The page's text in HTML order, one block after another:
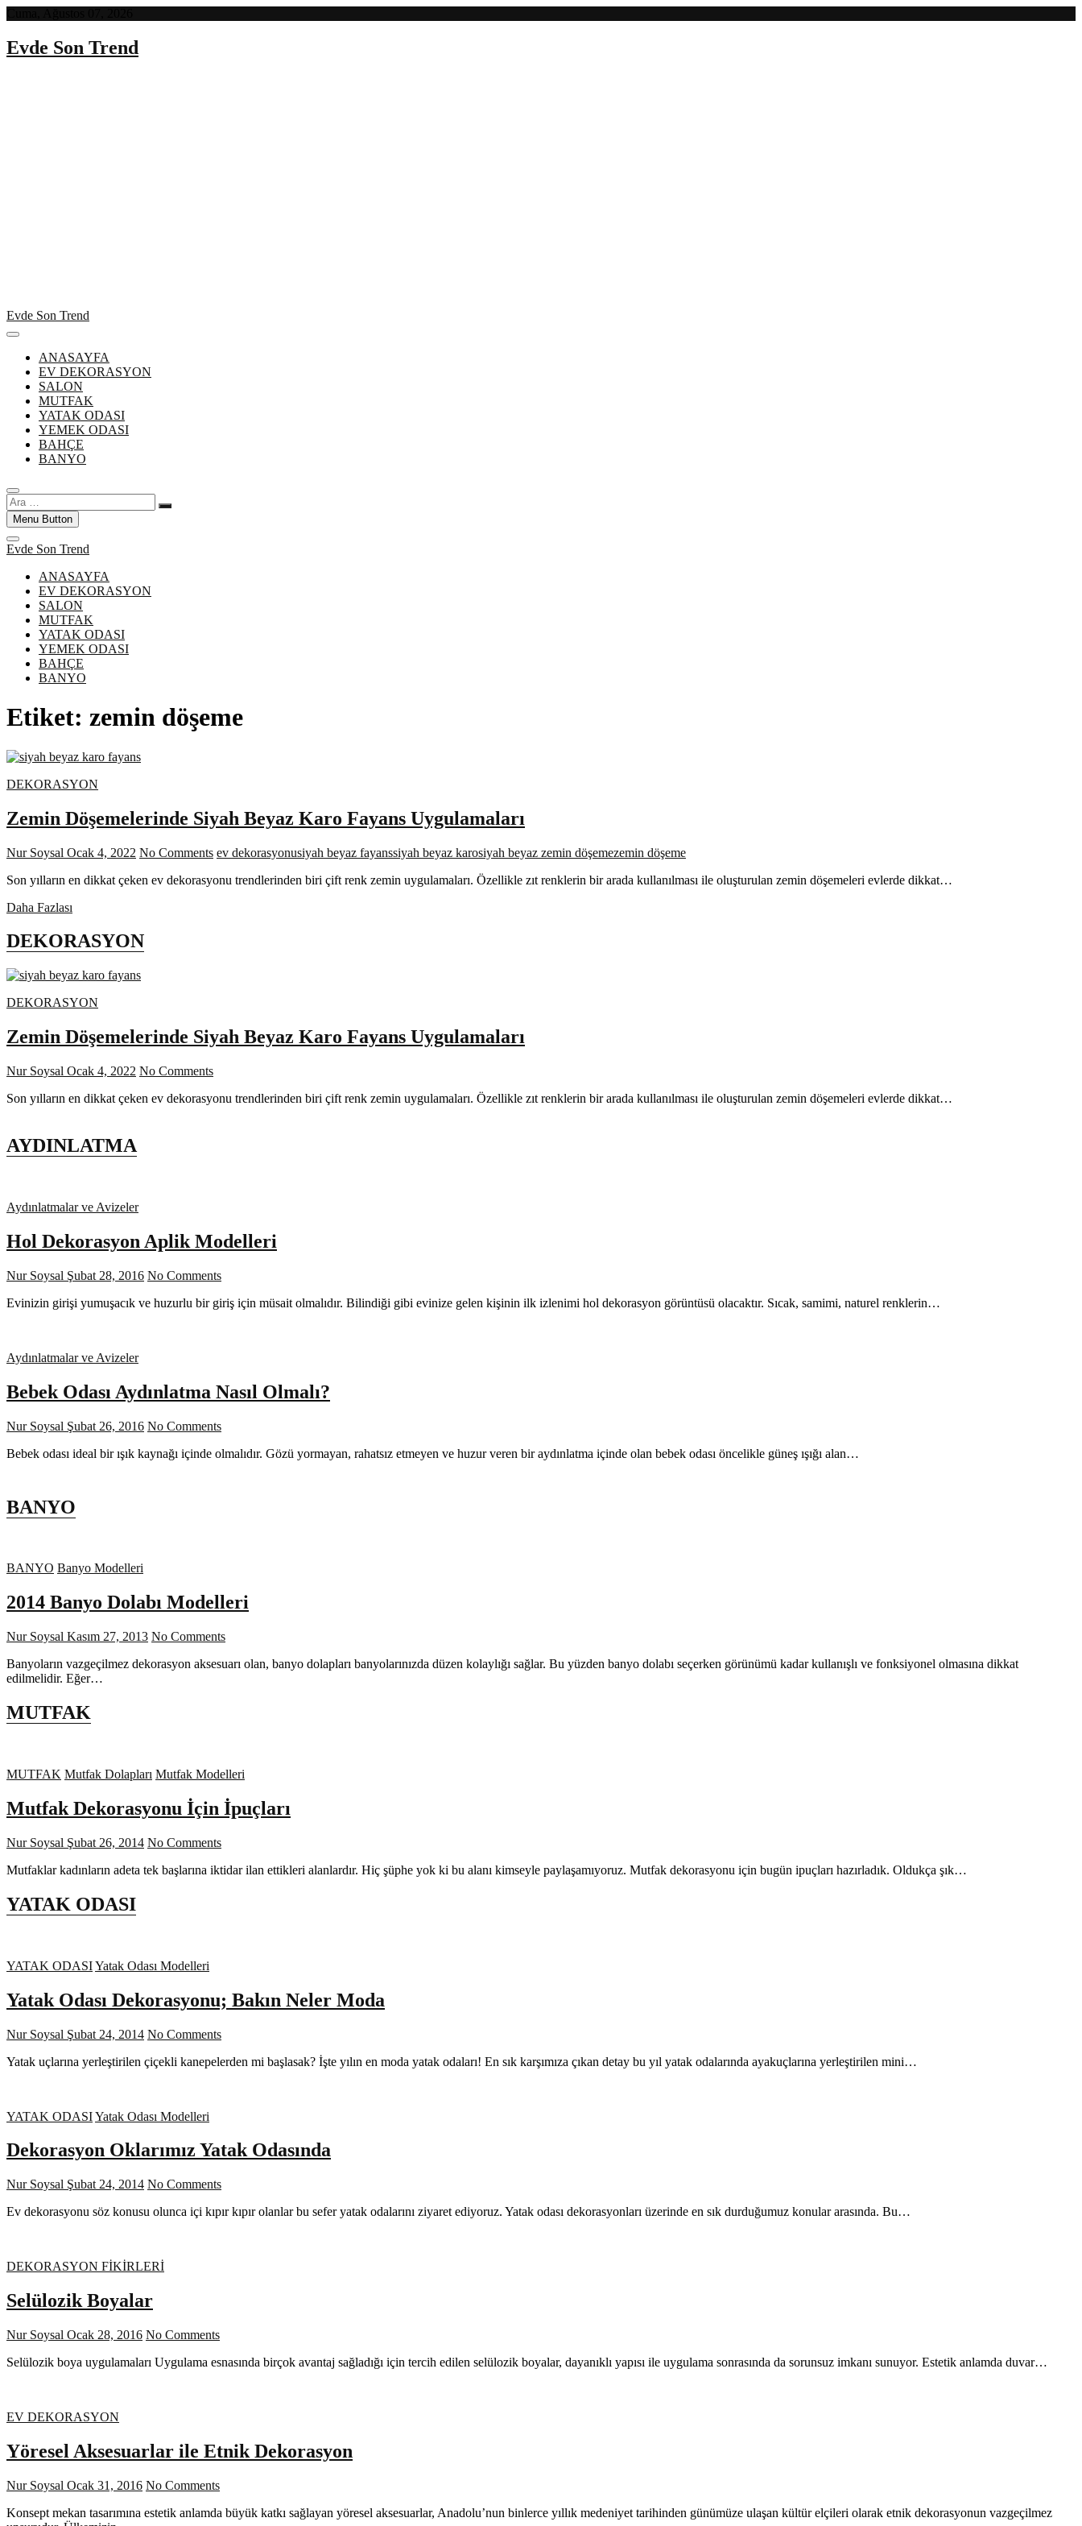
content
Evde Son Trend
Evde Son Trend
ANASAYFA
EV DEKORASYON
SALON
MUTFAK
YATAK ODASI
YEMEK ODASI
BAHÇE
BANYO
Ara
…Menu Button
Evde Son Trend
ANASAYFA
EV DEKORASYON
SALON
MUTFAK
YATAK ODASI
YEMEK ODASI
BAHÇE
BANYO
Etiket: zemin döşeme
DEKORASYON
Zemin Döşemelerinde Siyah Beyaz Karo Fayans Uygulamaları
Nur Soysal Ocak 4, 2022 No Comments ev dekorasyonusiyah beyaz fayanssiyah beyaz karosiyah beyaz zemin döşemezemin döşeme
Son yılların en dikkat çeken ev dekorasyonu trendlerinden biri çift renk zemin uygulamaları. Özellikle zıt renklerin bir arada kullanılması ile oluşturulan zemin döşemeleri evlerde dikkat…
Daha Fazlası
Siyah
Beyaz
Fayans
DEKORASYON
DEKORASYON
Zemin Döşemelerinde Siyah Beyaz Karo Fayans Uygulamaları
Nur Soysal Ocak 4, 2022 No Comments
Son yılların en dikkat çeken ev dekorasyonu trendlerinden biri çift renk zemin uygulamaları. Özellikle zıt renklerin bir arada kullanılması ile oluşturulan zemin döşemeleri evlerde dikkat…
AYDINLATMA
Aydınlatmalar ve Avizeler
Hol Dekorasyon Aplik Modelleri
Nur Soysal Şubat 28, 2016 No Comments
Evinizin girişi yumuşacık ve huzurlu bir giriş için müsait olmalıdır. Bilindiği gibi evinize gelen kişinin ilk izlenimi hol dekorasyon görüntüsü olacaktır. Sıcak, samimi, naturel renklerin…
Aydınlatmalar ve Avizeler
Bebek Odası Aydınlatma Nasıl Olmalı?
Nur Soysal Şubat 26, 2016 No Comments
Bebek odası ideal bir ışık kaynağı içinde olmalıdır. Gözü yormayan, rahatsız etmeyen ve huzur veren bir aydınlatma içinde olan bebek odası öncelikle güneş ışığı alan…
BANYO
BANYO Banyo Modelleri
2014 Banyo Dolabı Modelleri
Nur Soysal Kasım 27, 2013 No Comments
Banyoların vazgeçilmez dekorasyon aksesuarı olan, banyo dolapları banyolarınızda düzen kolaylığı sağlar. Bu yüzden banyo dolabı seçerken görünümü kadar kullanışlı ve fonksiyonel olmasına dikkat
edilmelidir. Eğer…
MUTFAK
MUTFAK Mutfak Dolapları Mutfak Modelleri
Mutfak Dekorasyonu İçin İpuçları
Nur Soysal Şubat 26, 2014 No Comments
Mutfaklar kadınların adeta tek başlarına iktidar ilan ettikleri alanlardır. Hiç şüphe yok ki bu alanı kimseyle paylaşamıyoruz. Mutfak dekorasyonu için bugün ipuçları hazırladık. Oldukça şık…
YATAK ODASI
YATAK ODASIYatak Odası Modelleri
Yatak Odası Dekorasyonu; Bakın Neler Moda
Nur Soysal Şubat 24, 2014 No Comments
Yatak uçlarına yerleştirilen çiçekli kanepelerden mi başlasak? İşte yılın en moda yatak odaları! En sık karşımıza çıkan detay bu yıl yatak odalarında ayakuçlarına yerleştirilen mini…
YATAK ODASIYatak Odası Modelleri
Dekorasyon Oklarımız Yatak Odasında
Nur Soysal Şubat 24, 2014 No Comments
Ev dekorasyonu söz konusu olunca içi kıpır kıpır olanlar bu sefer yatak odalarını ziyaret ediyoruz. Yatak odası dekorasyonları üzerinde en sık durduğumuz konular arasında. Bu…
DEKORASYON FİKİRLERİ
Selülozik Boyalar
Nur Soysal Ocak 28, 2016 No Comments
Selülozik boya uygulamaları Uygulama esnasında birçok avantaj sağladığı için tercih edilen selülozik boyalar, dayanıklı yapısı ile uygulama sonrasında da sorunsuz imkanı sunuyor. Estetik anlamda duvar…
EV DEKORASYON
Yöresel Aksesuarlar ile Etnik Dekorasyon
Nur Soysal Ocak 31, 2016 No Comments
Konsept mekan tasarımına estetik anlamda büyük katkı sağlayan yöresel aksesuarlar, Anadolu’nun binlerce yıllık medeniyet tarihinden günümüze ulaşan kültür elçileri olarak etnik dekorasyonun vazgeçilmez